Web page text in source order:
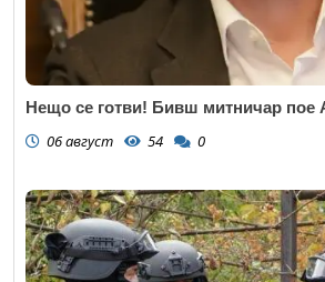
Нещо се готви! Бивш митничар
06 август 54 0